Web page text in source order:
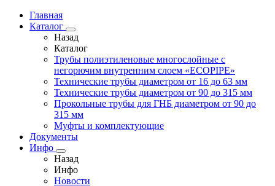
Главная
Каталог
Назад
Каталог
Трубы полиэтиленовые многослойные с
негорючим внутренним слоем «ECOPIPE»
Технические трубы диаметром от 16 до 63 мм
Технические трубы диаметром от 90 до 315 мм
Прокольные трубы для ГНБ диаметром от 90 до
315 мм
Муфты и комплектующие
Документы
Инфо
Назад
Инфо
Новости